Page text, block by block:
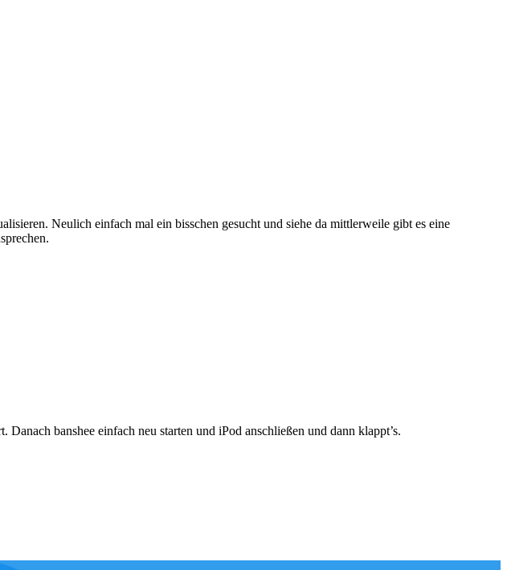
Neulich einfach mal ein bisschen gesucht und siehe da mittlerweile gibt es eine
banshee einfach neu starten und iPod anschließen und dann klappt’s.